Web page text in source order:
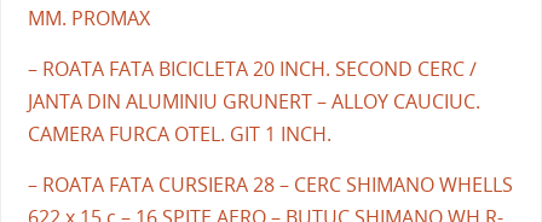
MM. PROMAX
– ROATA FATA BICICLETA 20 INCH. SECOND CERC /
JANTA DIN ALUMINIU GRUNERT – ALLOY CAUCIUC.
CAMERA FURCA OTEL. GIT 1 INCH.
– ROATA FATA CURSIERA 28 – CERC SHIMANO WHELLS